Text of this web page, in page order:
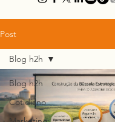
Post
Blog h2h
Cotidiano
Blog h2h